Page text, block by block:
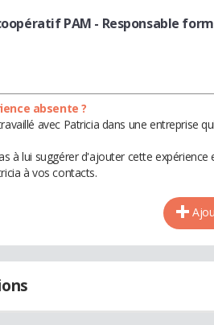
PAM - Responsable
absente ?
avec Patricia dans une entreprise
à lui suggérer d'ajouter cette
à vos contacts.